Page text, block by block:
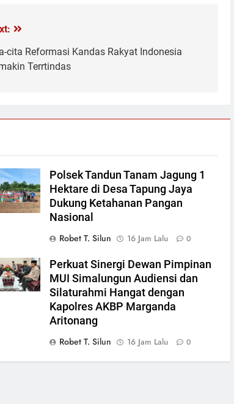
cita Reformasi Kandas Rakyat Indonesia
Terrtindas
Polsek Tandun Tanam Jagung 1
Hektare di Desa Tapung Jaya
Dukung Ketahanan Pangan
Nasional
Robet T. Silun
16 Jam Lalu 0
Perkuat Sinergi Dewan Pimpinan
MUI Simalungun Audiensi dan
Silaturahmi Hangat dengan
Kapolres AKBP Marganda
Aritonang
Robet T. Silun
16 Jam Lalu 0